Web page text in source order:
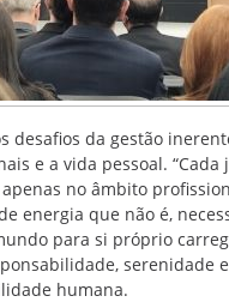
desafios da gestão
e a vida pessoal.
no âmbito
energia que não é,
para si próprio
serenidade
humana.